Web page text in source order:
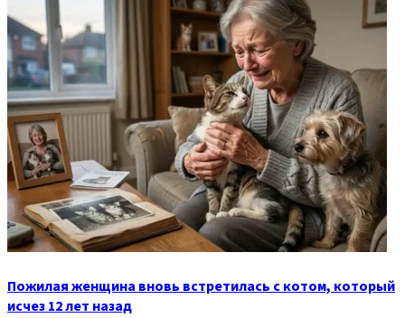
Пожилая женщина вновь встретилась с котом, который
исчез 12 лет назад